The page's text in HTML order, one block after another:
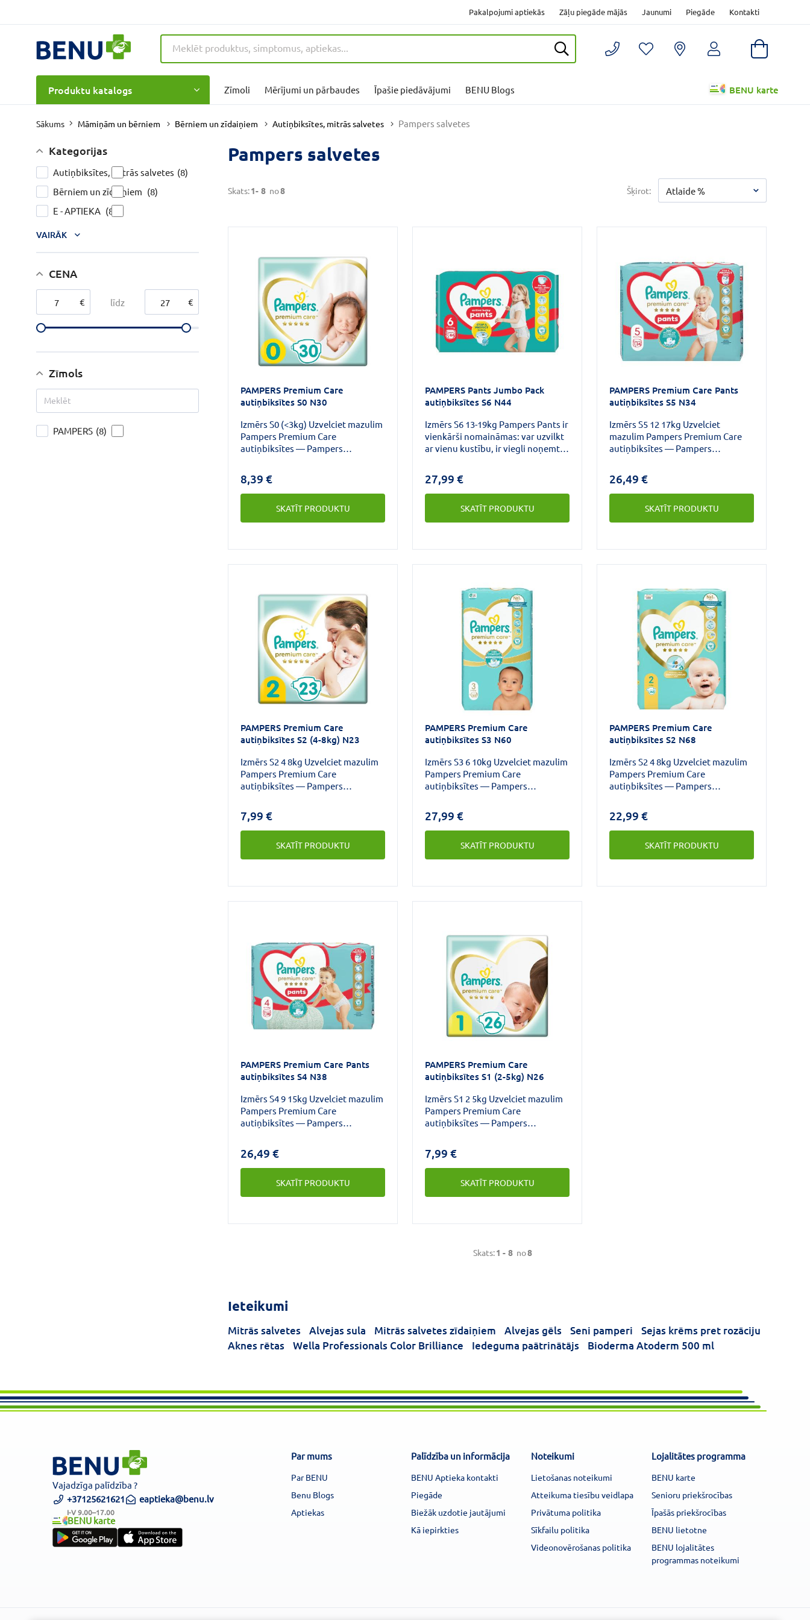
Pakalpojumi aptiekās Zāļu piegāde mājās Jaunumi Piegāde Kontakti
Produktu katalogs Zīmoli Mērījumi un pārbaudes Īpašie piedāvājumi BENU Blogs BENU karte
Sākums Māmiņām un bērniem Bērniem un zīdaiņiem Autiņbiksītes, mitrās salvetes Pampers salvetes
Kategorijas
Autiņbiksītes, mitrās salvetes (8)
Bērniem un zīdaiņiem (8)
E - APTIEKA (8)
VAIRĀK
CENA
€ līdz €
Zīmols
PAMPERS (8)
Pampers salvetes
Skats:1- 8 no8 Šķirot: Atlaide %
PAMPERS Premium Care
autiņbiksītes S0 N30
Izmērs S0 (<3kg) Uzvelciet mazulim
Pampers Premium Care
autiņbiksītes — Pampers
8,39 €
SKATĪT PRODUKTU
PAMPERS Pants Jumbo Pack
autiņbiksītes S6 N44
Izmērs S6 13-19kg Pampers Pants ir
vienkārši nomaināmas: var uzvilkt
ar vienu kustību, ir viegli noņemt,
Pampers Pants palīdz novērst
spraugu un noplūžu rašanos, lai
miegs būtu salds un netraucēts. To
nodrošina 360 Fit: elastīga josta,
absorbē mitrumu, un dubultās
un novērš noplūdes. Pampers
Pants: vienkāršai nomaiņai dienā
un aizsardzībai pret noplūdēm
27,99 €
SKATĪT PRODUKTU
PAMPERS Premium Care Pants
autiņbiksītes S5 N34
Izmērs S5 12 17kg Uzvelciet
mazulim Pampers Premium Care
autiņbiksītes — Pampers
maigas kā dūnas, un tagad tām ir
absorbējošs slānis/virsējais
pārklājums ar Heart Quilts
materiālu, kas neļauj mitrumam un
ādu.
26,49 €
SKATĪT PRODUKTU
PAMPERS Premium Care
autiņbiksītes S2 (4-8kg) N23
Izmērs S2 4 8kg Uzvelciet mazulim
Pampers Premium Care
autiņbiksītes — Pampers
7,99 €
SKATĪT PRODUKTU
PAMPERS Premium Care
autiņbiksītes S3 N60
Izmērs S3 6 10kg Uzvelciet mazulim
Pampers Premium Care
autiņbiksītes — Pampers
maigas kā dūnas, un tagad tām ir
absorbējošs slānis/virsējais
pārklājums ar Heart Quilts
materiālu, kas neļauj mitrumam un
27,99 €
SKATĪT PRODUKTU
PAMPERS Premium Care
autiņbiksītes S2 N68
Izmērs S2 4 8kg Uzvelciet mazulim
Pampers Premium Care
autiņbiksītes — Pampers
maigas kā dūnas, un tagad tām ir
absorbējošs slānis/virsējais
pārklājums ar Heart Quilts
materiālu, kas neļauj mitrumam un
22,99 €
SKATĪT PRODUKTU
PAMPERS Premium Care Pants
autiņbiksītes S4 N38
Izmērs S4 9 15kg Uzvelciet mazulim
Pampers Premium Care
autiņbiksītes — Pampers
maigas kā dūnas, un tagad tām ir
absorbējošs slānis/virsējais
pārklājums ar Heart Quilts
materiālu, kas neļauj mitrumam un
26,49 €
SKATĪT PRODUKTU
PAMPERS Premium Care
autiņbiksītes S1 (2-5kg) N26
Izmērs S1 2 5kg Uzvelciet mazulim
Pampers Premium Care
autiņbiksītes — Pampers
7,99 €
SKATĪT PRODUKTU
Skats:1 - 8 no8
Ieteikumi
Mitrās salvetes Alvejas sula Mitrās salvetes zīdaiņiem Alvejas gēls Seni pamperi
Sejas krēms pret rozāciju
Aknes rētas
Wella Professionals Color Brilliance Iedeguma paātrinātājs Bioderma Atoderm 500 ml
Vajadzīga palīdzība ?
+37125621621
I-V 9.00–17.00
eaptieka@benu.lv
BENU karte
Par mums
Par BENU
Benu Blogs
Aptiekas
Palīdzība un informācija
BENU Aptieka kontakti
Piegāde
Biežāk uzdotie jautājumi
Kā iepirkties
Noteikumi
Lietošanas noteikumi
Atteikuma tiesību veidlapa
Privātuma politika
Sīkfailu politika
Videonovērošanas politika
Lojalitātes programma
BENU karte
Senioru priekšrocības
Īpašās priekšrocības
BENU lietotne
BENU lojalitātes
programmas noteikumi